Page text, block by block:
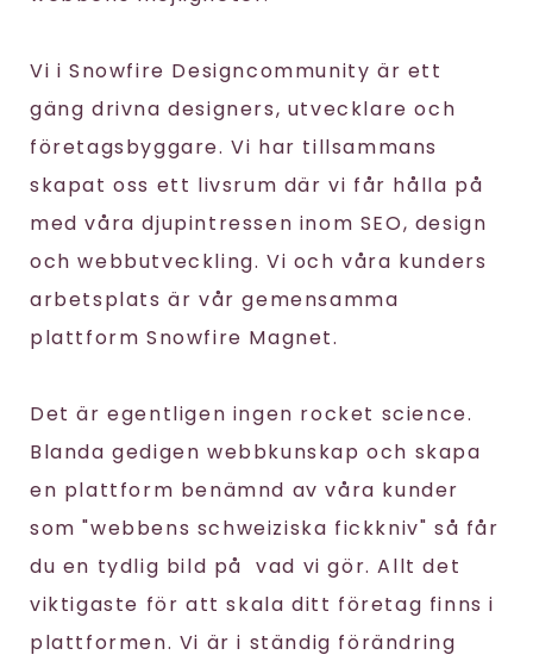
Vi i Snowfire Designcommunity är ett
gäng drivna designers, utvecklare och
företagsbyggare. Vi har tillsammans
skapat oss ett livsrum där vi får hålla på
med våra djupintressen inom SEO, design
och webbutveckling. Vi och våra kunders
arbetsplats är vår gemensamma
plattform Snowfire Magnet.
Det är egentligen ingen rocket science.
Blanda gedigen webbkunskap och skapa
en plattform benämnd av våra kunder
som "webbens schweiziska fickkniv" så får
du en tydlig bild på vad vi gör. Allt det
viktigaste för att skala ditt företag finns i
plattformen. Vi är i ständig förändring